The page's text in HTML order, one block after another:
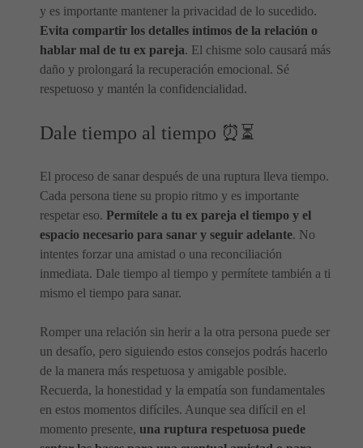
y es importante mantener la privacidad de lo sucedido.
Evita compartir los detalles íntimos de la relación o
hablar mal de tu ex pareja. El chisme solo causará más
daño y prolongará la recuperación emocional. Sé
respetuoso y mantén la confidencialidad.
Dale tiempo al tiempo ⏰⏳
El proceso de sanar después de una ruptura lleva tiempo.
Cada persona tiene su propio ritmo y es importante
respetar eso. Permítele a tu ex pareja el tiempo y el
espacio necesario para sanar y seguir adelante. No
intentes forzar una amistad o una reconciliación
inmediata. Dale tiempo al tiempo y permítete también a ti
mismo el tiempo para sanar.
Romper una relación sin herir a la otra persona puede ser
un desafío, pero siguiendo estos consejos podrás hacerlo
de la manera más respetuosa y amigable posible.
Recuerda, la honestidad y la empatía son fundamentales
en estos momentos difíciles. Aunque sea difícil en el
momento presente, una ruptura respetuosa puede